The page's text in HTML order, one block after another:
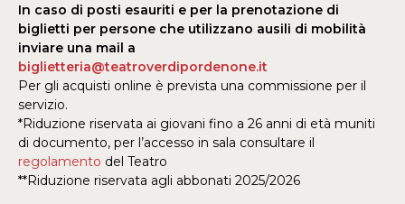
In caso di posti esauriti e per la prenotazione di
biglietti per persone che utilizzano ausili di mobilità
inviare una mail a
biglietteria@teatroverdipordenone.it
Per gli acquisti online è prevista una commissione per il
servizio.
*Riduzione riservata ai giovani fino a 26 anni di età muniti
di documento, per l’accesso in sala consultare il
regolamento del Teatro
**Riduzione riservata agli abbonati 2025/2026